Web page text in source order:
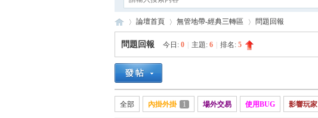
»
論壇首頁 無管地帶-經典三轉區 問題回報
問題回報 今日: 0 主題: 6 排名: 5
全部 內掛外掛 1 場外交易 使用BUG 影響玩家